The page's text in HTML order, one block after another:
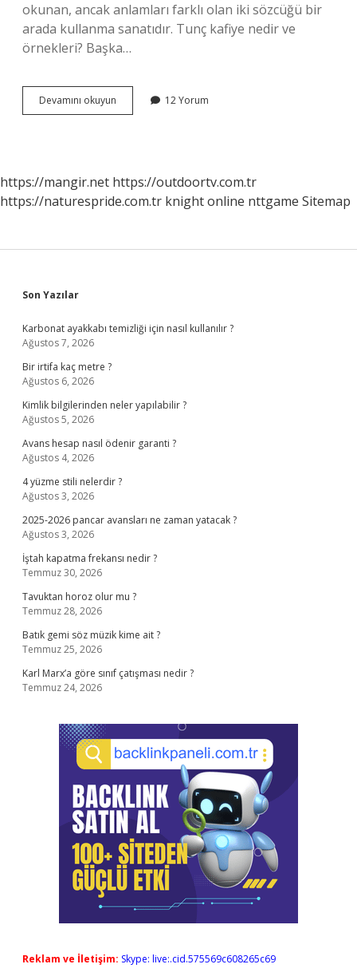
okunan, ancak anlamları farklı olan iki sözcüğü bir
arada kullanma sanatıdır. Tunç kafiye nedir ve
örnekleri? Başka…
Devamını okuyun
Uyak
12 Yorum
https://mangir.net https://outdoortv.com.tr
https://naturespride.com.tr knight online nttgame Sitemap
Sidebar
Son Yazılar
Karbonat ayakkabı temizliği için nasıl kullanılır ?
Ağustos 7, 2026
Bir irtifa kaç metre ?
Ağustos 6, 2026
Kimlik bilgilerinden neler yapılabilir ?
Ağustos 5, 2026
Avans hesap nasıl ödenir garanti ?
Ağustos 4, 2026
4 yüzme stili nelerdir ?
Ağustos 3, 2026
2025-2026 pancar avansları ne zaman yatacak ?
Ağustos 3, 2026
İştah kapatma frekansı nedir ?
Temmuz 30, 2026
Tavuktan horoz olur mu ?
Temmuz 28, 2026
Batık gemi söz müzik kime ait ?
Temmuz 25, 2026
Karl Marx’a göre sınıf çatışması nedir ?
Temmuz 24, 2026
Reklam ve İletişim: Skype: live:.cid.575569c608265c69